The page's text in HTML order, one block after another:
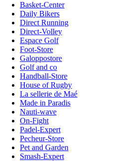
Basket-Center
Daily Bikers
Direct Running
Direct-Volley
Espace Golf
Foot-Store
Galoppostore
Golf and co
Handball-Store
House of Rugby
La sellerie de Maé
Made in Paradis
Nauti-wave
On-Fight
Padel-Expert
Pecheur-Store
Pet and Garden
Smash-Expert